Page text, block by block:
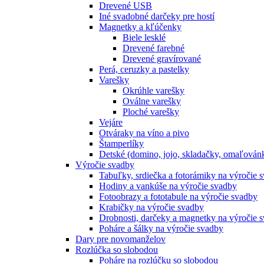
Drevené USB
Iné svadobné darčeky pre hostí
Magnetky a kľúčenky
Biele lesklé
Drevené farebné
Drevené gravírované
Perá, ceruzky a pastelky
Varešky
Okrúhle varešky
Oválne varešky
Ploché varešky
Vejáre
Otváraky na víno a pivo
Štamperlíky
Detské (domino, jojo, skladačky,
Výročie svadby
Tabuľky, srdiečka a fotorámiky na výročie
Hodiny a vankúše na výročie svadby
Fotoobrazy a fototabule na výročie svadby
Krabičky na výročie svadby
Drobnosti, darčeky a magnetky na výročie
Poháre a šálky na výročie svadby
Dary pre novomanželov
Rozlúčka so slobodou
Poháre na rozlúčku so slobodou